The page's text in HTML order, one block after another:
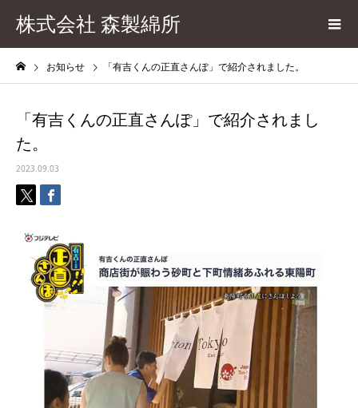
株式会社 森製綿所
お知らせ 「有吉くんの正直さんぽ」で紹介されました。
「有吉くんの正直さんぽ」で紹介されまし
た。
2023.09.03